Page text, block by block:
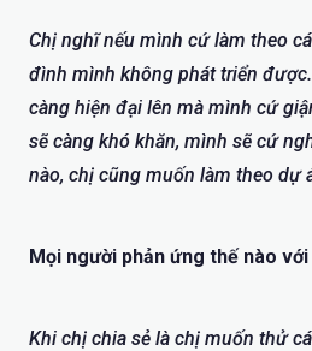
Chị nghĩ nếu mình cứ làm theo
đình mình không phát triển
càng hiện đại lên mà mình cứ
sẽ càng khó khăn, mình sẽ cứ
nào, chị cũng muốn làm theo dự
Mọi người phản ứng thế nào
Khi chị chia sẻ là chị muốn thử